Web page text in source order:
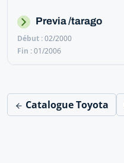
Previa /tarago
02/2000
01/2006
Catalogue Toyota